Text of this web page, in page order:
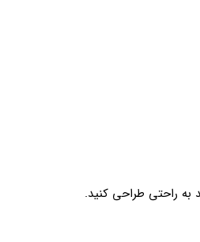
به راحتی طراحی کنید.